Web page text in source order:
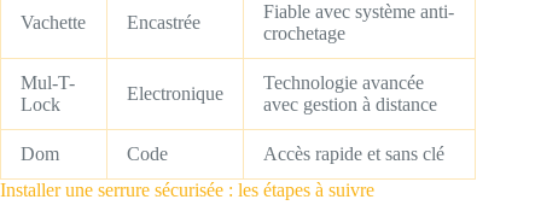
Vachette Encastrée
Fiable avec système anti-
crochetage
Mul-T-
Lock
Electronique
Technologie avancée
avec gestion à distance
Dom Code
Accès rapide et sans clé
Installer une serrure sécurisée : les étapes à suivre